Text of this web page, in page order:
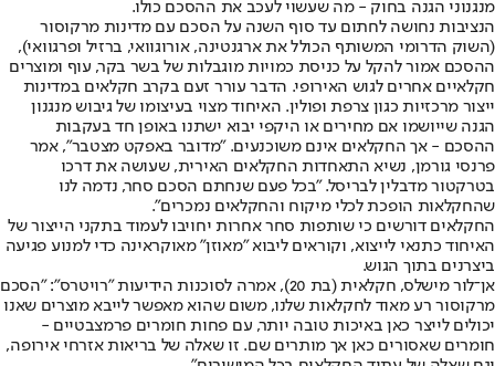
מנגנוני הגנה בחוק - מה שעשוי לעכב את ההסכם כולו.
הנציבות נחושה לחתום עד סוף השנה על הסכם עם מדינות מרקוסור
(השוק הדרומי המשותף הכולל את ארגנטינה, אורוגוואי, ברזיל ופרגוואי),
ההסכם אמור להקל על כניסת כמויות מוגבלות של בשר בקר, עוף ומוצרים
חקלאיים אחרים לגוש האירופי. הדבר עורר זעם בקרב חקלאים במדינות
ייצור מרכזיות כגון צרפת ופולין. האיחוד מצוי בעיצומו של גיבוש מנגנון
הגנה שייושמו אם מחירים או היקפי יבוא ישתנו באופן חד בעקבות
ההסכם - אך החקלאים אינם משוכנעים. "מדובר באפקט מצטבר", אמר
פרנסי גורמן, נשיא התאחדות החקלאים האירית, שעושה את דרכו
בטרקטור מדבלין לבריסל. "בכל פעם שנחתם הסכם סחר, נדמה לנו
שהחקלאות הופכת לכלי מיקוח והחקלאים נמכרים".
החקלאים דורשים כי שותפות סחר אחרות יחויבו לעמוד בתקני הייצור של
האיחוד כתנאי לייצוא, וקוראים ליבוא "מאוזן" מאוקראינה כדי למנוע פגיעה
ביצרנים בתוך הגוש.
אן־לור מישלס, חקלאית (בת 20), אמרה לסוכנות הידיעות "רויטרס": "הסכם
מרקוסור רע מאוד לחקלאות שלנו, משום שהוא מאפשר לייבא מוצרים שאנו
יכולים לייצר כאן באיכות טובה יותר, עם פחות חומרים פרמצבטיים -
חומרים שאסורים כאן אך מותרים שם. זו שאלה של בריאות אזרחי אירופה,